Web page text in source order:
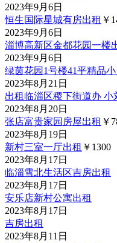
2023年9月6日
恒生国际星城有房出租 ￥
2023年9月6日
淄博高新区金都花园一楼
2023年9月6日
绿茵花园1号楼41平精品
2023年8月21日
出租临淄区稷下街道办 小
2023年8月20日
张店富贵家园房屋出租 ￥
2023年8月19日
新村三室一厅出租 ￥1300
2023年8月17日
临淄雪北生活区吉房出租
2023年8月17日
安乐店新村公寓出租
2023年8月17日
吉房出租
2023年8月11日